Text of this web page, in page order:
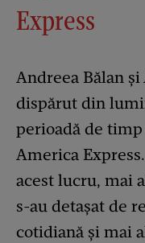
Express
Andreea Bălan
dispărut din
perioadă de
America
acest lucru, mai
s-au detașat de
cotidiană și mai